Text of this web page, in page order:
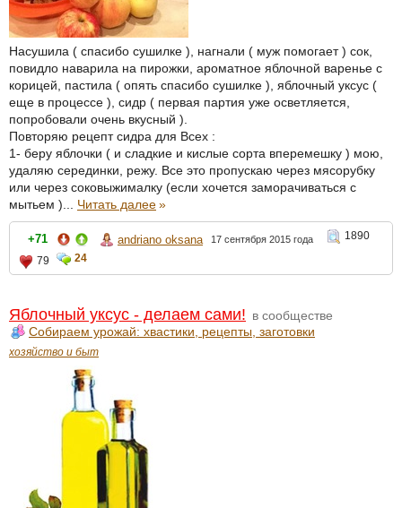
Насушила ( спасибо сушилке ), нагнали ( муж помогает ) сок,
повидло наварила на пирожки, ароматное яблочной варенье с
корицей, пастила ( опять спасибо сушилке ), яблочный уксус (
еще в процессе ), сидр ( первая партия уже осветляется,
попробовали очень вкусный ).
Повторяю рецепт сидра для Всех :
1- беру яблочки ( и сладкие и кислые сорта вперемешку ) мою,
удаляю серединки, режу. Все это пропускаю через мясорубку
или через соковыжималку (если хочется заморачиваться с
мытьем )... Читать далее»
+71 andriano oksana 17 сентября 2015 года
1890
79
24
Яблочный уксус - делаем сами! в сообществе
Собираем урожай: хвастики, рецепты, заготовки
хозяйство и быт